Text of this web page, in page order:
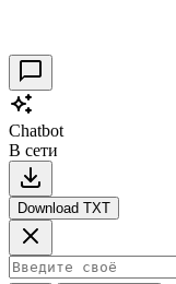
Chatbot
В сети
Download TXT